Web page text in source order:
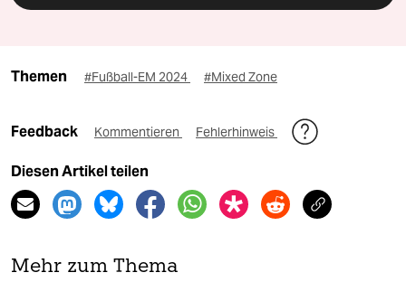
Themen #Fußball-EM 2024 #Mixed Zone
Feedback Kommentieren Fehlerhinweis
Diesen Artikel teilen
Mehr zum Thema